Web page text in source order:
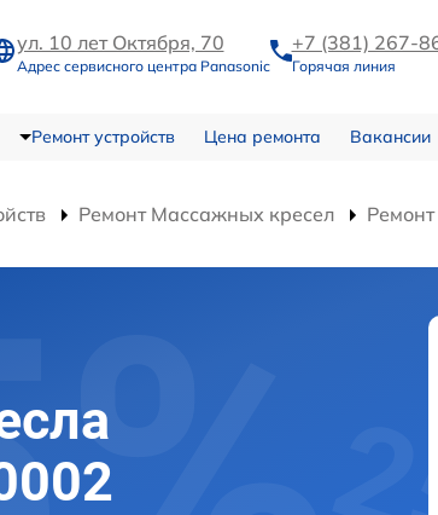
ул. 10 лет Октября, 70
Адрес сервисного центра Panasonic
+7 (381) 267-
Горячая линия
Ремонт устройств Цена ремонта Вакансии
Ремонт Массажных кресел